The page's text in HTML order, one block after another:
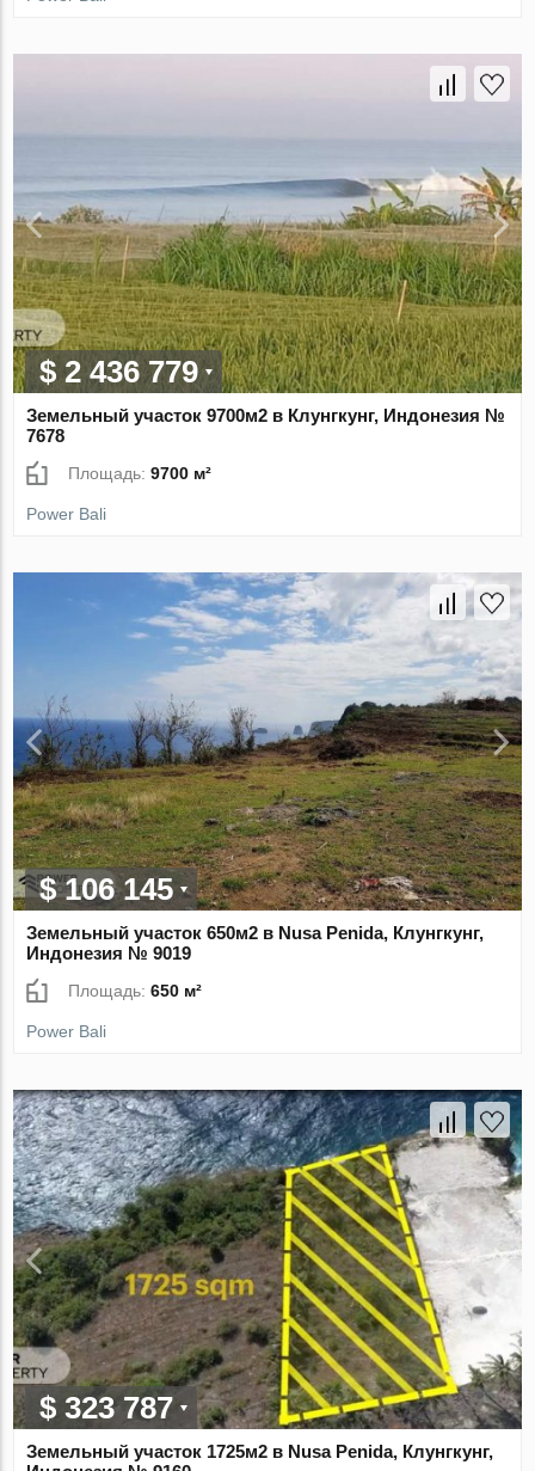
$ 2 436 779
Земельный участок 9700м2 в Клунгкунг, Индонезия №
7678
Площадь:9700 м²
Power Bali
$ 106 145
Земельный участок 650м2 в Nusa Penida, Клунгкунг,
Индонезия № 9019
Площадь:650 м²
Power Bali
$ 323 787
Земельный участок 1725м2 в Nusa Penida, Клунгкунг,